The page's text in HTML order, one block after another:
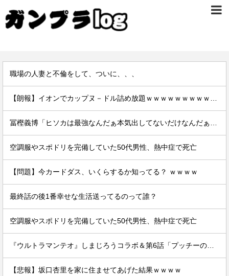
職場の人妻と不倫をして、ついに、、、
空調服やスポドリを完備していた50代男性、熱中症で死亡
【問題】今カードダス、いくらするか知ってる？ ｗｗｗｗ
最終話の後1番幸せな生活送ってるのって誰？
空調服やスポドリを完備していた50代男性、熱中症で死亡
【悲報】坂口杏里を家に住ませてあげた結果ｗｗｗｗ